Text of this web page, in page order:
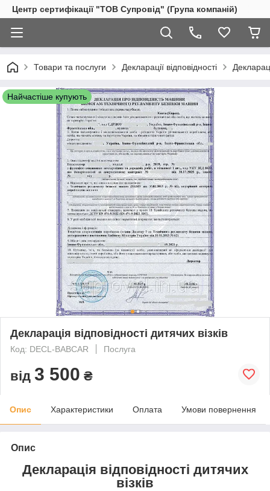
Центр сертифікації "ТОВ Супровід" (Група компаній)
Товари та послуги Декларації відповідності
Найчастіше купують
Декларація відповідності дитячих візків
Код: DECL-BABCAR Послуга
від 3 500 ₴
Опис Характеристики Оплата Умови повернення
Опис
Декларація відповідності дитячих
візків